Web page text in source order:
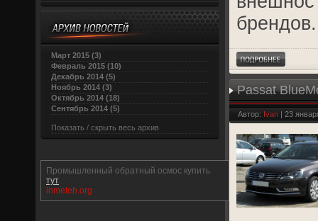
Март 2015 (3)
Февраль 2015 (10)
Декабрь 2014 (5)
Ноябрь 2014 (3)
Октябрь 2014 (18)
Сентябрь 2014 (5)
Показать / скрыть весь архив
Промышленный обратный осмос купить
тут
inmeteh.org
брендов.
Passat
Автор: Ivan | 23